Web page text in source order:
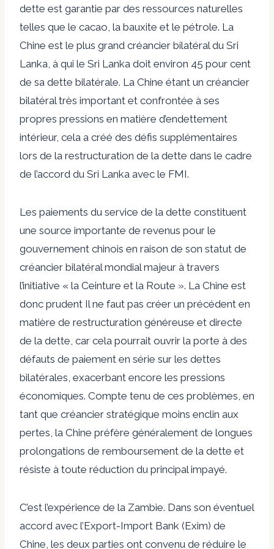
dette est garantie par des ressources naturelles
telles que le cacao, la bauxite et le pétrole. La
Chine est le plus grand créancier bilatéral du Sri
Lanka, à qui le Sri Lanka doit environ 45 pour cent
de sa dette bilatérale. La Chine étant un créancier
bilatéral très important et confrontée à ses
propres pressions en matière d’endettement
intérieur, cela a créé des défis supplémentaires
lors de la restructuration de la dette dans le cadre
de l’accord du Sri Lanka avec le FMI.
Les paiements du service de la dette constituent
une source importante de revenus pour le
gouvernement chinois en raison de son statut de
créancier bilatéral mondial majeur à travers
l’initiative « la Ceinture et la Route ». La Chine est
donc prudent Il ne faut pas créer un précédent en
matière de restructuration généreuse et directe
de la dette, car cela pourrait ouvrir la porte à des
défauts de paiement en série sur les dettes
bilatérales, exacerbant encore les pressions
économiques. Compte tenu de ces problèmes, en
tant que créancier stratégique moins enclin aux
pertes, la Chine préfère généralement de longues
prolongations de remboursement de la dette et
résiste à toute réduction du principal impayé.
C’est l’expérience de la Zambie. Dans son éventuel
accord avec l’Export-Import Bank (Exim) de
Chine, les deux parties ont convenu de réduire le